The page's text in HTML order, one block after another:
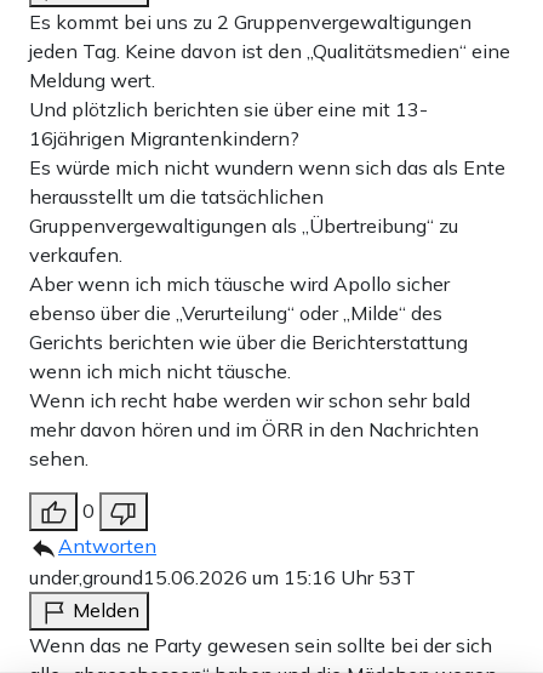
Es kommt bei uns zu 2 Gruppenvergewaltigungen
jeden Tag. Keine davon ist den „Qualitätsmedien“ eine
Meldung wert.
Und plötzlich berichten sie über eine mit 13-
16jährigen Migrantenkindern?
Es würde mich nicht wundern wenn sich das als Ente
herausstellt um die tatsächlichen
Gruppenvergewaltigungen als „Übertreibung“ zu
verkaufen.
Aber wenn ich mich täusche wird Apollo sicher
ebenso über die „Verurteilung“ oder „Milde“ des
Gerichts berichten wie über die Berichterstattung
wenn ich mich nicht täusche.
Wenn ich recht habe werden wir schon sehr bald
mehr davon hören und im ÖRR in den Nachrichten
sehen.
0
Antworten
under,ground15.06.2026 um 15:16 Uhr 53T
Melden
Wenn das ne Party gewesen sein sollte bei der sich